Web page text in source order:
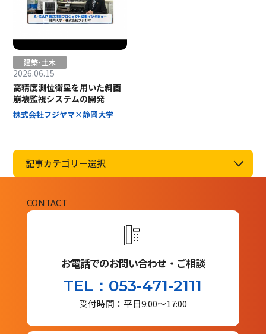
建築･土木
2026.06.15
高精度測位衛星を用いた斜面
崩壊監視システムの開発
株式会社フジヤマ×静岡大学
記事カテゴリー選択
CONTACT
お電話でのお問い合わせ・ご相談
TEL：053-471-2111
受付時間：平日9:00～17:00